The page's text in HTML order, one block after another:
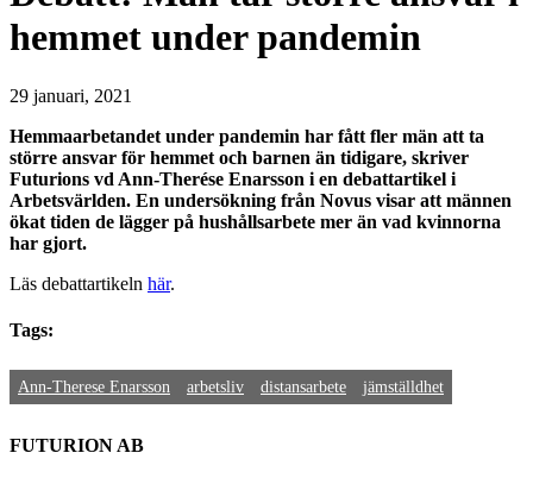
hemmet under pandemin
29 januari, 2021
Hemmaarbetandet under pandemin har fått fler män att ta
större ansvar för hemmet och barnen än tidigare, skriver
Futurions vd Ann-Therése Enarsson i en debattartikel i
Arbetsvärlden. En undersökning från Novus visar att männen
ökat tiden de lägger på hushållsarbete mer än vad kvinnorna
har gjort.
Läs debattartikeln här.
Tags:
Ann-Therese Enarsson arbetsliv distansarbete jämställdhet
FUTURION AB